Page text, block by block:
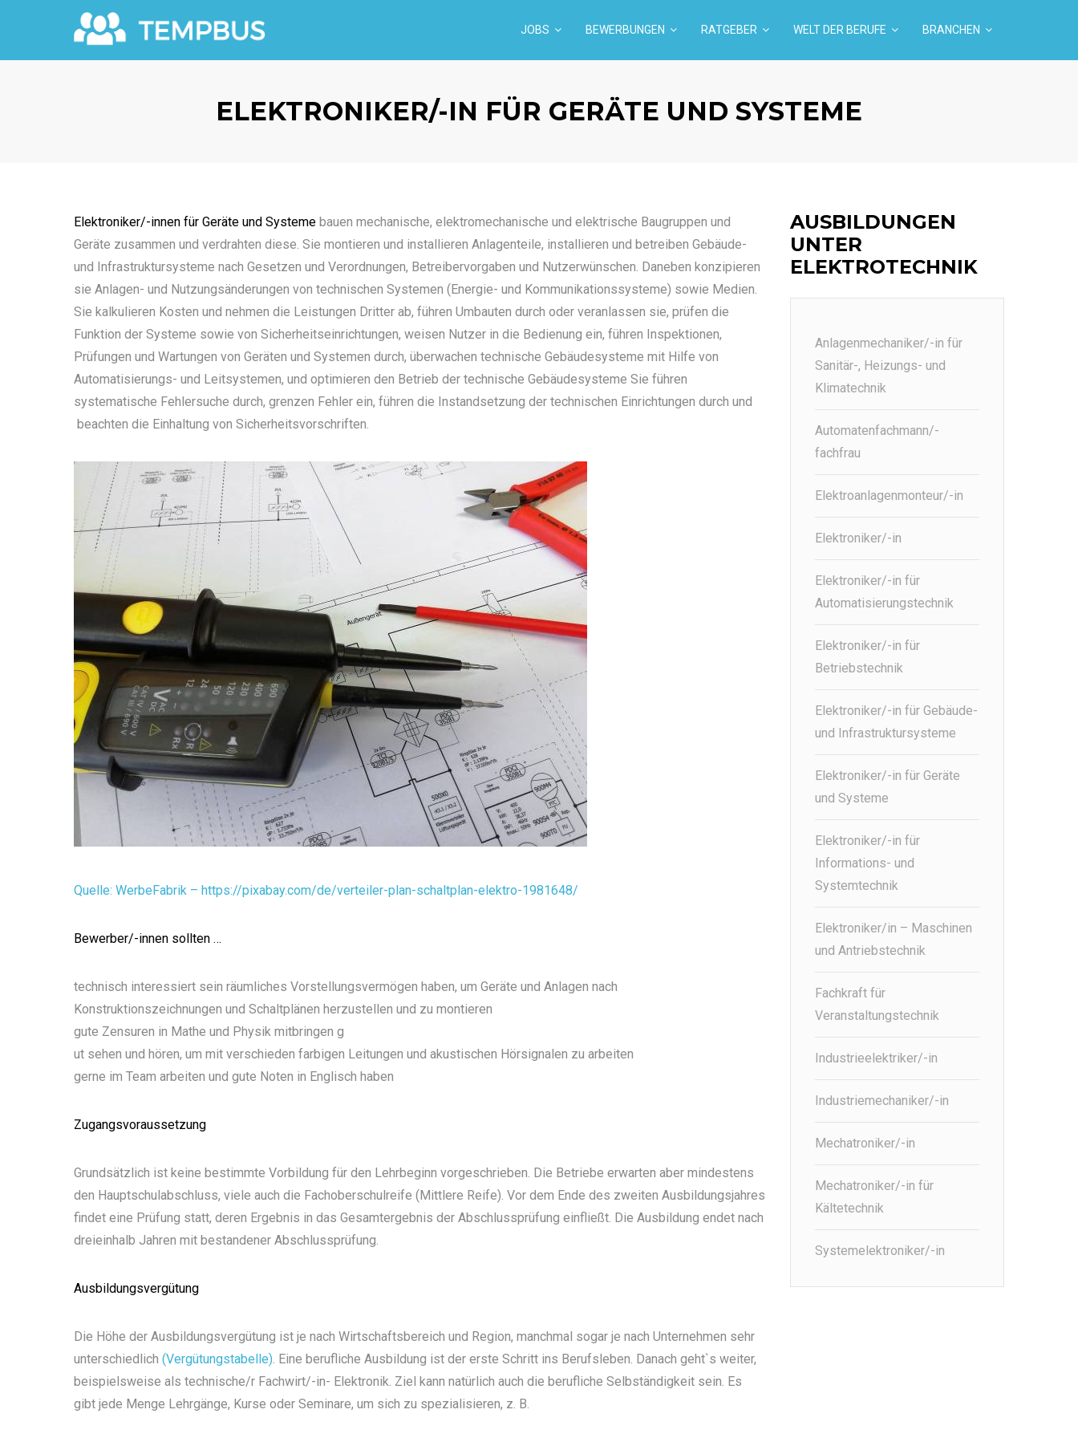
JOBS BEWERBUNGEN RATGEBER WELT DER BERUFE BRANCHEN
ELEKTRONIKER/-IN FÜR GERÄTE UND SYSTEME
Elektroniker/-innen für Geräte und Systeme bauen mechanische, elektromechanische und elektrische Baugruppen und
Geräte zusammen und verdrahten diese. Sie montieren und installieren Anlagenteile, installieren und betreiben Gebäude-
und Infrastruktursysteme nach Gesetzen und Verordnungen, Betreibervorgaben und Nutzerwünschen. Daneben konzipieren
sie Anlagen- und Nutzungsänderungen von technischen Systemen (Energie- und Kommunikationssysteme) sowie Medien.
Sie kalkulieren Kosten und nehmen die Leistungen Dritter ab, führen Umbauten durch oder veranlassen sie, prüfen die
Funktion der Systeme sowie von Sicherheitseinrichtungen, weisen Nutzer in die Bedienung ein, führen Inspektionen,
Prüfungen und Wartungen von Geräten und Systemen durch, überwachen technische Gebäudesysteme mit Hilfe von
Automatisierungs- und Leitsystemen, und optimieren den Betrieb der technische Gebäudesysteme Sie führen
systematische Fehlersuche durch, grenzen Fehler ein, führen die Instandsetzung der technischen Einrichtungen durch und
beachten die Einhaltung von Sicherheitsvorschriften.
Quelle: WerbeFabrik – https://pixabay.com/de/verteiler-plan-schaltplan-elektro-1981648/
Bewerber/-innen sollten …
technisch interessiert sein räumliches Vorstellungsvermögen haben, um Geräte und Anlagen nach
Konstruktionszeichnungen und Schaltplänen herzustellen und zu montieren
gute Zensuren in Mathe und Physik mitbringen g
ut sehen und hören, um mit verschieden farbigen Leitungen und akustischen Hörsignalen zu arbeiten
gerne im Team arbeiten und gute Noten in Englisch haben
Zugangsvoraussetzung
Grundsätzlich ist keine bestimmte Vorbildung für den Lehrbeginn vorgeschrieben. Die Betriebe erwarten aber mindestens
den Hauptschulabschluss, viele auch die Fachoberschulreife (Mittlere Reife). Vor dem Ende des zweiten Ausbildungsjahres
findet eine Prüfung statt, deren Ergebnis in das Gesamtergebnis der Abschlussprüfung einfließt. Die Ausbildung endet nach
dreieinhalb Jahren mit bestandener Abschlussprüfung.
Ausbildungsvergütung
Die Höhe der Ausbildungsvergütung ist je nach Wirtschaftsbereich und Region, manchmal sogar je nach Unternehmen sehr
unterschiedlich (Vergütungstabelle) . Eine berufliche Ausbildung ist der erste Schritt ins Berufsleben. Danach geht`s weiter,
beispielsweise als technische/r Fachwirt/-in- Elektronik. Ziel kann natürlich auch die berufliche Selbständigkeit sein. Es
gibt jede Menge Lehrgänge, Kurse oder Seminare, um sich zu spezialisieren, z. B.
AUSBILDUNGEN
UNTER
ELEKTROTECHNIK
Anlagenmechaniker/-in für
Sanitär-, Heizungs- und
Klimatechnik
Automatenfachmann/-
fachfrau
Elektroanlagenmonteur/-in
Elektroniker/-in
Elektroniker/-in für
Automatisierungstechnik
Elektroniker/-in für
Betriebstechnik
Elektroniker/-in für Gebäude-
und Infrastruktursysteme
Elektroniker/-in für Geräte
und Systeme
Elektroniker/-in für
Informations- und
Systemtechnik
Elektroniker/in – Maschinen
und Antriebstechnik
Fachkraft für
Veranstaltungstechnik
Industrieelektriker/-in
Industriemechaniker/-in
Mechatroniker/-in
Mechatroniker/-in für
Kältetechnik
Systemelektroniker/-in